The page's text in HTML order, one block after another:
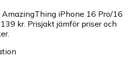
iPhone 16 Pro/16
kr. Prisjakt jämför priser och